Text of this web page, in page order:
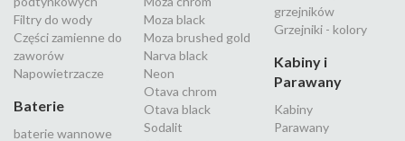
Filtry do wody
Części zamienne do
zaworów
Napowietrzacze
Baterie
baterie wannowe
Moza black
Moza brushed gold
Narva black
Neon
Otava chrom
Otava black
Sodalit
grzejników
Grzejniki - kolory
Kabiny i
Parawany
Kabiny
Parawany